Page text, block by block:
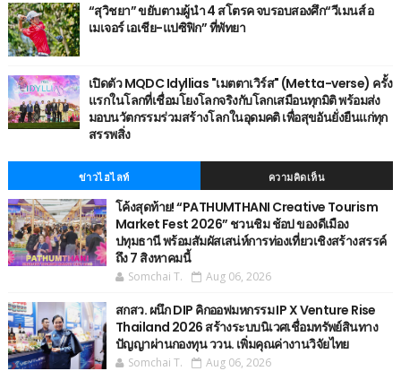
“สุวิชยา” ขยับตามผู้นำ 4 สโตรค จบรอบสองศึก“วีเมนส์ อ
เมเจอร์ เอเชีย-แปซิฟิก” ที่พัทยา
เปิดตัว MQDC Idyllias "เมตตาเวิร์ส" (Metta-verse) ครั้ง
แรกในโลกที่เชื่อมโยงโลกจริงกับโลกเสมือนทุกมิติ พร้อมส่ง
มอบนวัตกรรมร่วมสร้างโลกในอุดมคติ เพื่อสุขอันยั่งยืนแก่ทุก
สรรพสิ่ง
ข่าวไฮไลท์ ความคิดเห็น
โค้งสุดท้าย! “PATHUMTHANI Creative Tourism
Market Fest 2026” ชวนชิม ช้อป ของดีเมือง
ปทุมธานี พร้อมสัมผัสเสน่ห์การท่องเที่ยวเชิงสร้างสรรค์
ถึง 7 สิงหาคมนี้
Somchai T. Aug 06, 2026
สกสว. ผนึก DIP คิกออฟมหกรรม IP X Venture Rise
Thailand 2026 สร้างระบบนิเวศเชื่อมทรัพย์สินทาง
ปัญญาผ่านกองทุน ววน. เพิ่มคุณค่างานวิจัยไทย
Somchai T. Aug 06, 2026